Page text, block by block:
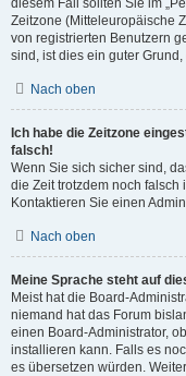
diesem Fall sollten Sie im
Zeitzone (Mitteleuropäische
von registrierten Benutzern
sind, ist dies ein guter
Nach oben
Ich habe die Zeitzone
falsch!
Wenn Sie sich sicher sind,
die Zeit trotzdem noch falsch
Kontaktieren Sie einen
Nach oben
Meine Sprache steht auf
Meist hat die Board-
niemand hat das Forum
einen Board-Administrator,
installieren kann. Falls es
es übersetzen würden.